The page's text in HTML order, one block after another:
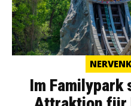
Im Familypark